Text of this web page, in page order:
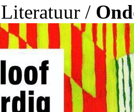
Literatuur /